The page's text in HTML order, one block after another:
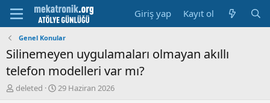
Giriş yap Kayıt ol
Genel Konular
Silinemeyen uygulamaları olmayan akıllı
telefon modelleri var mı?
K
deleted
B
29 Haziran 2026